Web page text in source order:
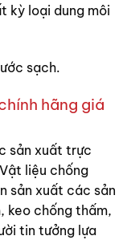
kỳ loại dung môi
sạch.
hãng giá
sản xuất trực
liệu chống
sản xuất các sản
keo chống thấm,
tin tưởng lựa